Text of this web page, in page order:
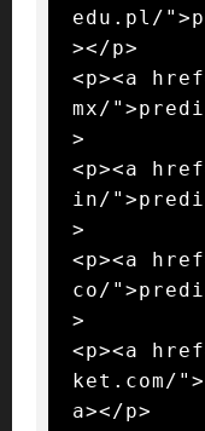
edu.pl/
></p>
<p><a
mx/
>
<p><a
in/
>
<p><a
co/
>
<p><a
ket.com/
a></p>